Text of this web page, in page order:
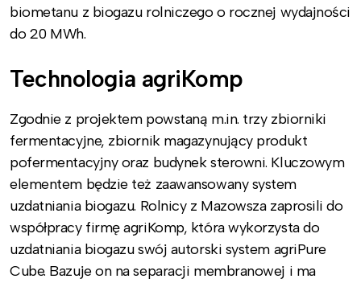
biometanu z biogazu rolniczego o rocznej wydajności
do 20 MWh.
Technologia agriKomp
Zgodnie z projektem powstaną m.in. trzy zbiorniki
fermentacyjne, zbiornik magazynujący produkt
pofermentacyjny oraz budynek sterowni. Kluczowym
elementem będzie też zaawansowany system
uzdatniania biogazu. Rolnicy z Mazowsza zaprosili do
współpracy firmę agriKomp, która wykorzysta do
uzdatniania biogazu swój autorski system agriPure
Cube. Bazuje on na separacji membranowej i ma